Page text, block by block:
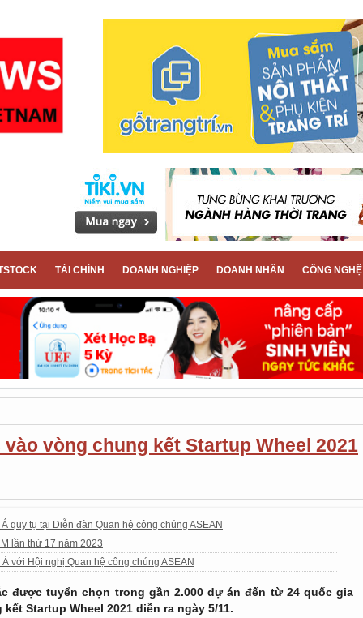
TÀI CHÍNH DOANH NGHIỆP DOANH NHÂN CÔNG NGHỆ
vòng chung kết Startup Wheel 2021
quy tụ tại Diễn đàn Quan hệ công chúng ASEAN
lần thứ 17 năm 2023
với Hội nghị Quan hệ công chúng ASEAN
được tuyển chọn trong gần 2.000 dự án đến từ 24 quốc gia
Startup Wheel 2021 diễn ra ngày 5/11.